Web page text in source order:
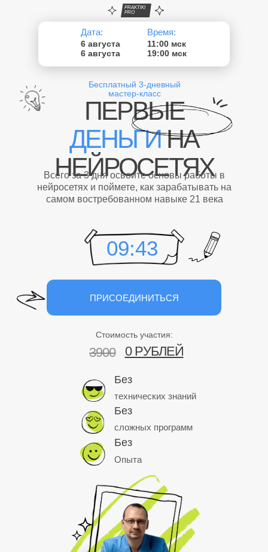
ПЕРВЫЕ
ДЕНЬГИНА
НЕЙРОСЕТЯХ
Всего за 3 дня освоите основы работы в
нейросетях и поймете, как зарабатывать на
самом востребованном навыке 21 века
3900 0 РУБЛЕЙ
Стоимость участия:
Бесплатный 3-дневный
мастер-класс
Дата: Время:
6 августа
11:00 мск
6 августа
19:00 мск
Опыта
Без
технических знаний
Без
сложных программ
Без
PRAKTIKI
PRO
09:41
ПРИСОЕДИНИТЬСЯ